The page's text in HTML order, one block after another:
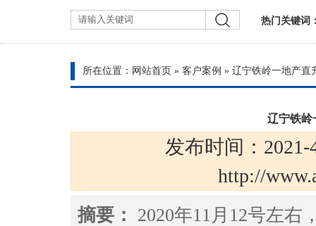
热门关键词
所在位置： 网站首页 » 客户案例 » 辽宁铁岭一地产直
辽宁铁岭
发布时间：
http://
摘要： 2020年11月12号左